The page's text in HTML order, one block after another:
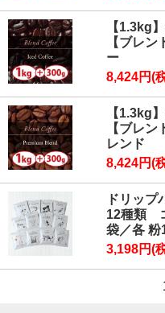
【1.3kg
【ブレ
ー
8,424円(
【1.3kg
【ブレ
レンド
8,424円(
ドリッ
12種類
袋／各 粉
3,198円(